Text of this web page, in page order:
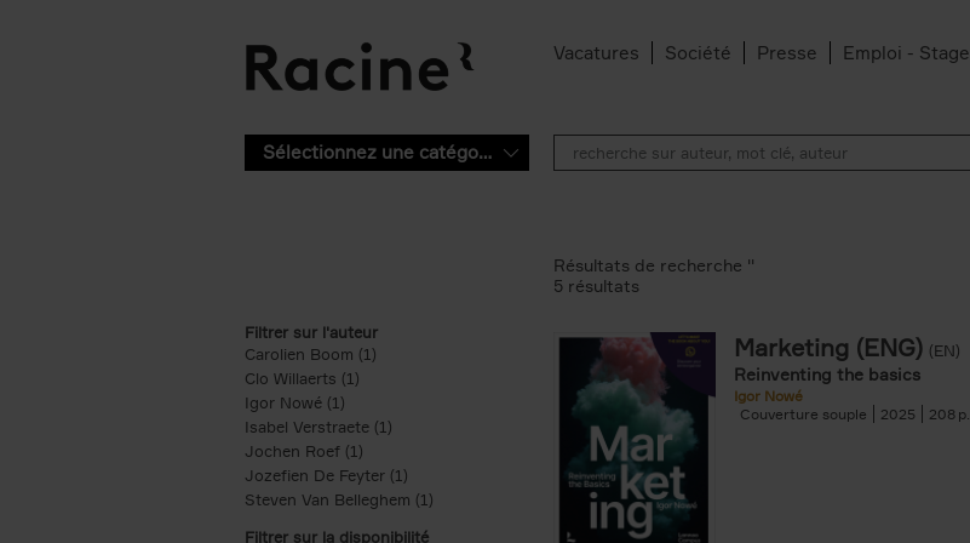
Vacatures Société Presse Emploi - Stage
Sélectionnez une catégorie
Filtrer sur l'auteur
Carolien Boom (1)
Clo Willaerts (1)
Igor Nowé (1)
Isabel Verstraete (1) Apply Isabel Verstraete filter
Jochen Roef (1)
Jozefien De Feyter (1) Apply Jozefien De Feyter filter
Steven Van Belleghem (1) Apply Steven Van Belleghem filter
Filtrer sur la disponibilité
Résultats de recherche ''
5 résultats
Marketing (ENG) (EN)
Reinventing the basics
Igor Nowé
Couverture souple
2025 208